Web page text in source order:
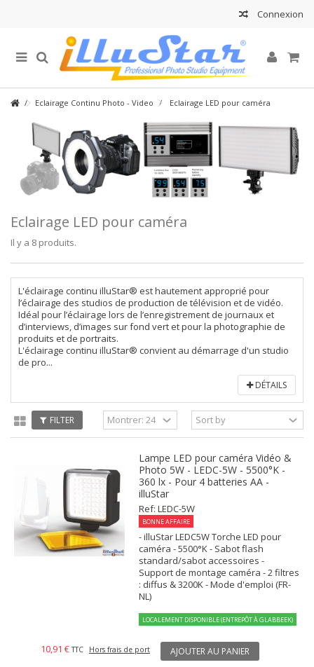
Connexion
Eclairage Continu Photo - Video Eclairage LED pour caméra
Eclairage LED pour caméra
Il y a 8 produits.
L'éclairage continu illuStar® est hautement approprié pour
l’éclairage des studios de production de télévision et de vidéo.
Idéal pour l’éclairage lors de l’enregistrement de journaux et
d’interviews, d’images sur fond vert et pour la photographie de
produits et de portraits.
L'éclairage continu illuStar® convient au démarrage d'un studio
de pro...
DÉTAILS
FILTER
Lampe LED pour caméra Vidéo &
Photo 5W - LEDC-5W - 5500°K -
360 lx - Pour 4 batteries AA -
illuStar
Ref: LEDC-5W
BONNE AFFAIRE
- illuStar LEDC5W Torche LED pour
caméra - 5500°K - Sabot flash
standard/sabot accessoires -
Support de montage caméra - 2 filtres
: diffus & 3200K - Mode d'emploi (FR-
NL)
LOCALEMENT DISPONIBLE (ENTREPÔT À GLABBEEK)
10,91 € TTC Hors frais de port AJOUTER AU PANIER